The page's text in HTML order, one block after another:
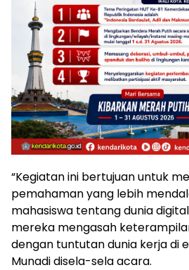
“Kegiatan ini bertujuan untuk
pemahaman yang lebih
mahasiswa tentang dunia
mereka mengasah
dengan tuntutan dunia kerja di
Munadi disela-sela acara.